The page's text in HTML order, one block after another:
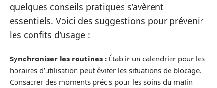
quelques conseils pratiques s’avèrent
essentiels. Voici des suggestions pour prévenir
les confits d’usage :
Synchroniser les routines : Établir un calendrier pour les
horaires d’utilisation peut éviter les situations de blocage.
Consacrer des moments précis pour les soins du matin